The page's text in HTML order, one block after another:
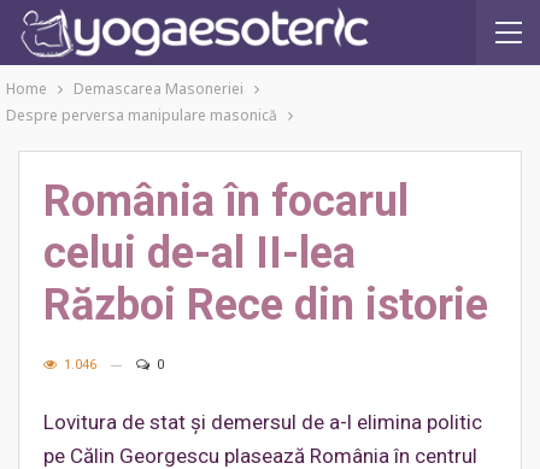
Home
Demascarea Masoneriei
Despre perversa manipulare masonică
România în focarul
celui de-al II-lea
Război Rece din istorie
1.046 0
Lovitura de stat și demersul de a-l elimina politic
pe Călin Georgescu plasează România în centrul